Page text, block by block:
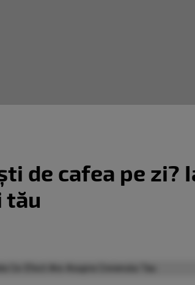
de cafea pe zi?
tău